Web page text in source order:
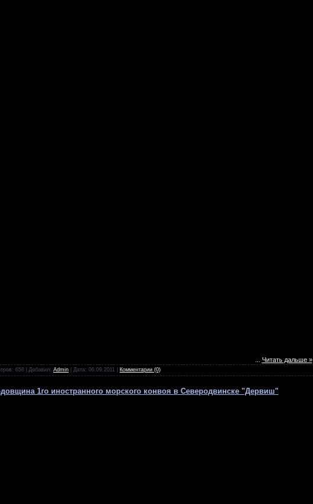
Читать дальше »
658 | Добавил: Admin | Дата: 06.09.2011 Комментарии (0)
1го иностранного морского конвоя в Северодвинске "Дервиш"